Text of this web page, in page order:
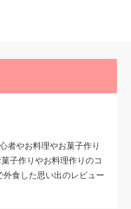
者やお料理やお菓子作り
子作りやお料理作りのコ
食した思い出のレビュー